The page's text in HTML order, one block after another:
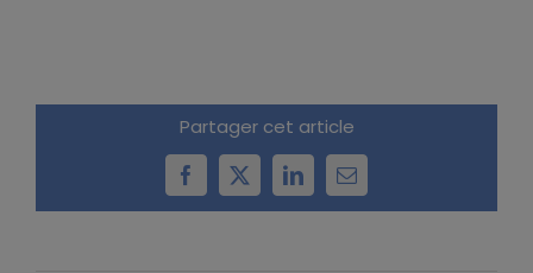
Partager cet article
Facebook
X LinkedInEmail